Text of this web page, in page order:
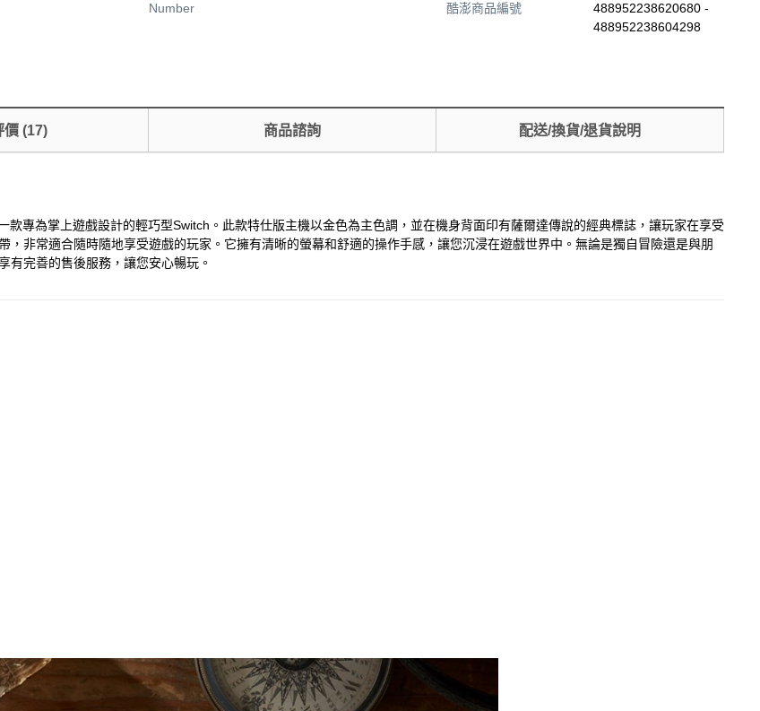
Number
酷澎商品編號
488952238620680 -
488952238604298
價 (17) 商品諮詢 配送/換貨/退貨說明
專為掌上遊戲設計的輕巧型Switch。此款特仕版主機以金色為主色調，並在機身背面印有薩爾達傳說的經典標誌，讓玩家在享受
非常適合隨時隨地享受遊戲的玩家。它擁有清晰的螢幕和舒適的操作手感，讓您沉浸在遊戲世界中。無論是獨自冒險還是與朋
有完善的售後服務，讓您安心暢玩。